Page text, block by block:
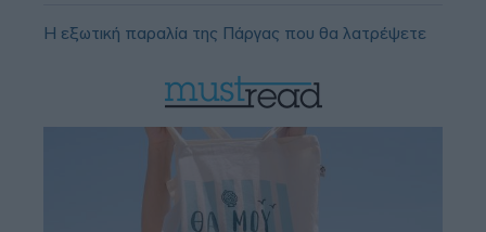
Η εξωτική παραλία της Πάργας που θα λατρέψετε